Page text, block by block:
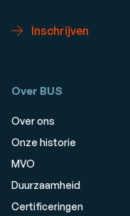
Inschrijven
Over BUS
Over ons
Onze historie
MVO
Duurzaamheid
Certificeringen